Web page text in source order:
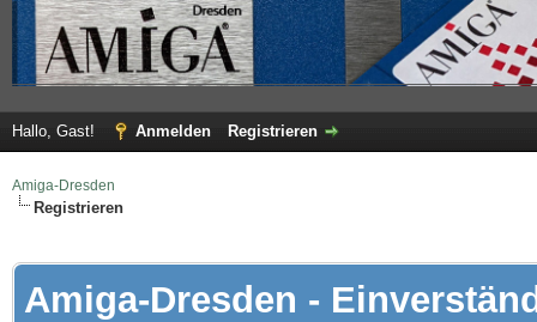
Hallo, Gast! Anmelden Registrieren
Amiga-Dresden
Registrieren
Amiga-Dresden -